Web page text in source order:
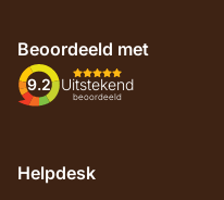
Beoordeeld met
9.2 Uitstekend
beoordeeld
Helpdesk